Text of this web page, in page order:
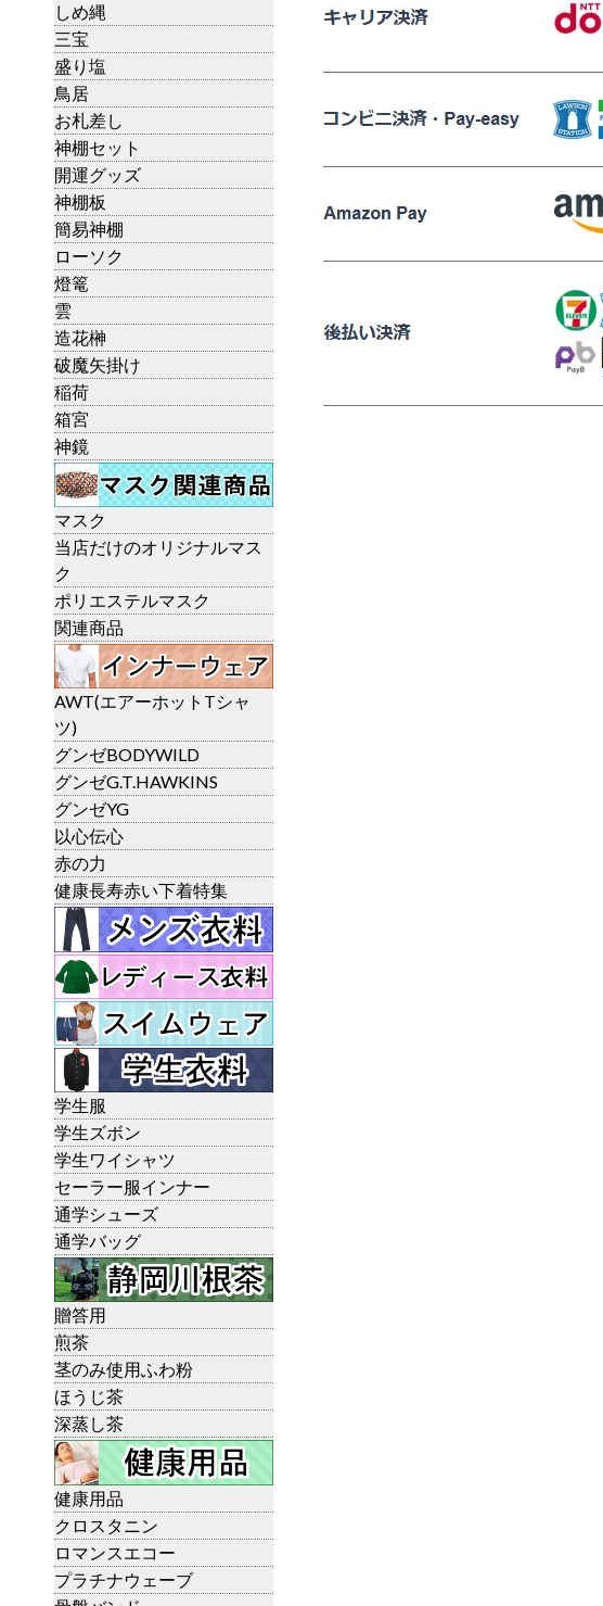
しめ縄
三宝
盛り塩
鳥居
お札差し
神棚セット
開運グッズ
神棚板
簡易神棚
ローソク
燈篭
雲
造花榊
破魔矢掛け
稲荷
箱宮
神鏡
マスク
当店だけのオリジナルマス
ク
ポリエステルマスク
関連商品
AWT(エアーホットTシャ
ツ)
グンゼBODYWILD
グンゼG.T.HAWKINS
グンゼYG
以心伝心
赤の力
健康長寿赤い下着特集
学生服
学生ズボン
学生ワイシャツ
セーラー服インナー
通学シューズ
通学バッグ
贈答用
煎茶
茎のみ使用ふわ粉
ほうじ茶
深蒸し茶
健康用品
クロスタニン
ロマンスエコー
プラチナウェーブ